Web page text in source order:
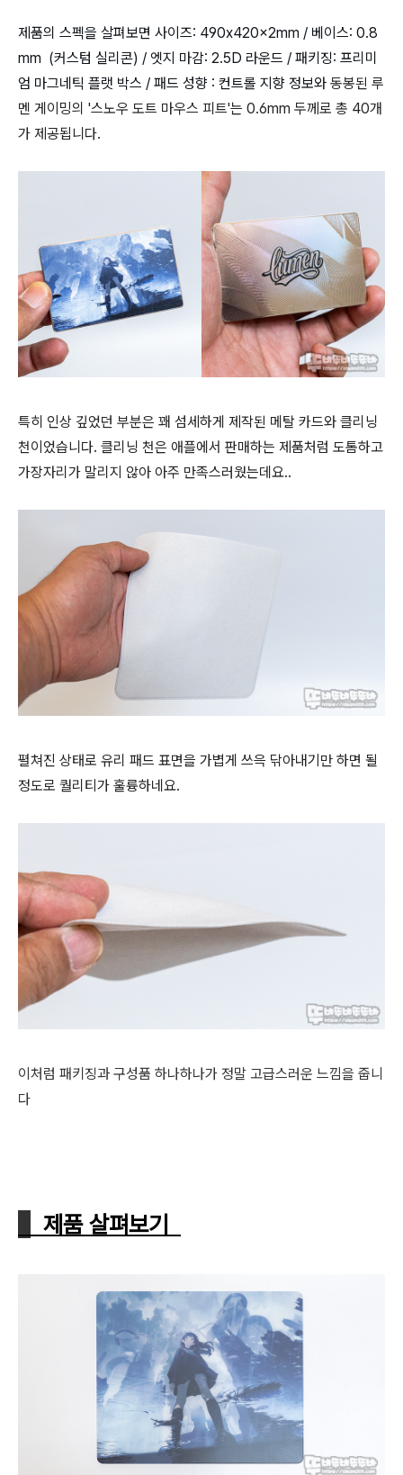
제품의 스펙을 살펴보면 사이즈: 490x420x2mm / 베이스: 0.8
mm (커스텀 실리콘) / 엣지 마감: 2.5D 라운드 / 패키징: 프리미
엄 마그네틱 플랫 박스 / 패드 성향 : 컨트롤 지향 정보와 동봉된 루
멘 게이밍의 '스노우 도트 마우스 피트'는 0.6mm 두께로 총 40개
가 제공됩니다.
특히 인상 깊었던 부분은 꽤 섬세하게 제작된 메탈 카드와 클리닝
천이었습니다. 클리닝 천은 애플에서 판매하는 제품처럼 도톰하고
가장자리가 말리지 않아 아주 만족스러웠는데요..
펼쳐진 상태로 유리 패드 표면을 가볍게 쓰윽 닦아내기만 하면 될
정도로 퀄리티가 훌륭하네요.
이처럼 패키징과 구성품 하나하나가 정말 고급스러운 느낌을 줍니
다
제품 살펴보기